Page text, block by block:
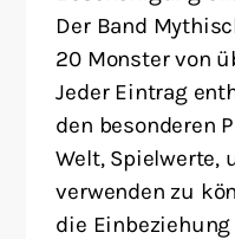
Der Band
20 Monster von
Jeder Eintrag
den besonderen
Welt, Spielwerte,
verwenden zu
die